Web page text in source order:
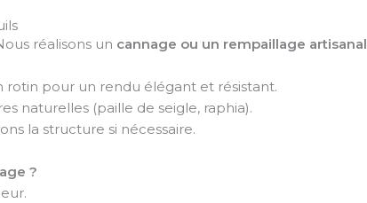
réalisons un cannage ou un rempaillage artisanal
rotin pour un rendu élégant et résistant.
naturelles (paille de seigle, raphia).
la structure si nécessaire.
?